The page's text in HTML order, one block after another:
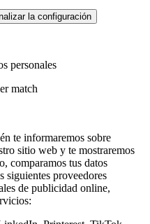
la configuración
personales
match
te informaremos sobre
sitio web y te mostraremos
comparamos tus datos
siguientes proveedores
de publicidad online,